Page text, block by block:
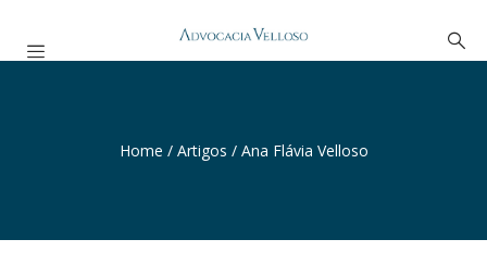
Home / Artigos / Ana Flávia Velloso